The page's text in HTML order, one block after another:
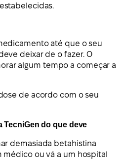
até que o seu
deixar de o fazer. O
algum tempo a começar a
de acordo com o seu
TecniGen do que deve
demasiada betahistina
médico ou vá a um hospital